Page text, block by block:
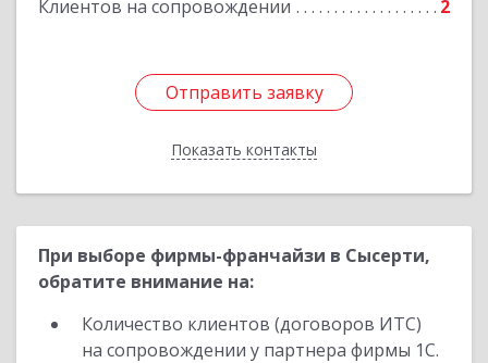
Клиентов на сопровождении 2
Отправить заявку
Показать контакты
Отправить заявку
Назад
При выборе фирмы-франчайзи в Сысерти,
обратите внимание на:
Количество клиентов (договоров ИТС)
на сопровождении у партнера фирмы 1С.